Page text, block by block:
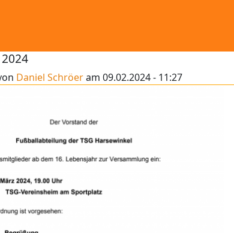
Daniel Schröeram 09.02.2024 - 11:27